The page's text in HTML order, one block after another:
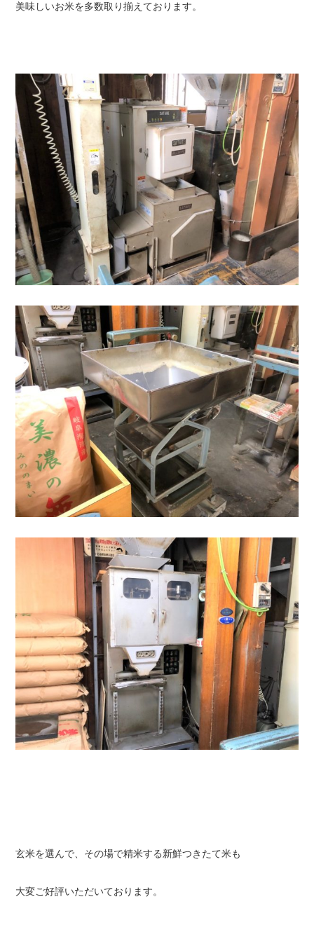
美味しいお米を多数取り揃えております。
玄米を選んで、その場で精米する新鮮つきたて米も
大変ご好評いただいております。